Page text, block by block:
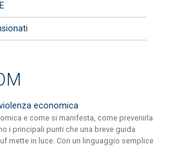
economica
e come si manifesta, come prevenirla
i principali punti che una breve guida
mette in luce. Con un linguaggio semplice